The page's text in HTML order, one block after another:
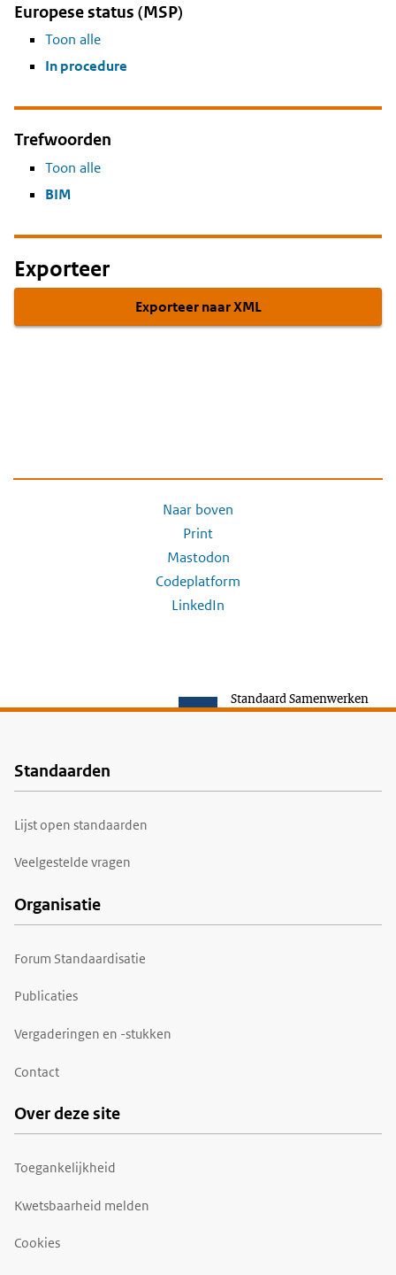
Europese status (MSP)
Toon alle
In procedure
Trefwoorden
Toon alle
BIM
Exporteer
Exporteer naar XML
Naar boven
Print
Mastodon
Codeplatform
LinkedIn
Standaard Samenwerken
Voet
Standaarden
Lijst open standaarden
Veelgestelde vragen
Organisatie
Forum Standaardisatie
Publicaties
Vergaderingen en -stukken
Contact
Over deze site
Toegankelijkheid
Kwetsbaarheid melden
Cookies